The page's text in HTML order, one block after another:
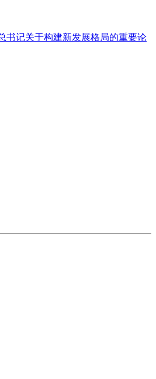
书记关于构建新发展格局的重要论